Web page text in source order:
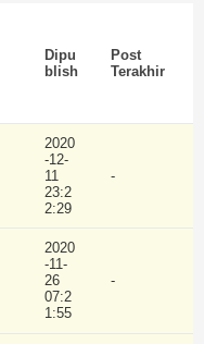
Dipu
blish
Post
Terakhir
2020
-12-
11
23:2
2:29
-
2020
-11-
26
07:2
1:55
-